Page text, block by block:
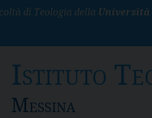
di Teologia della
Istituto
Messina